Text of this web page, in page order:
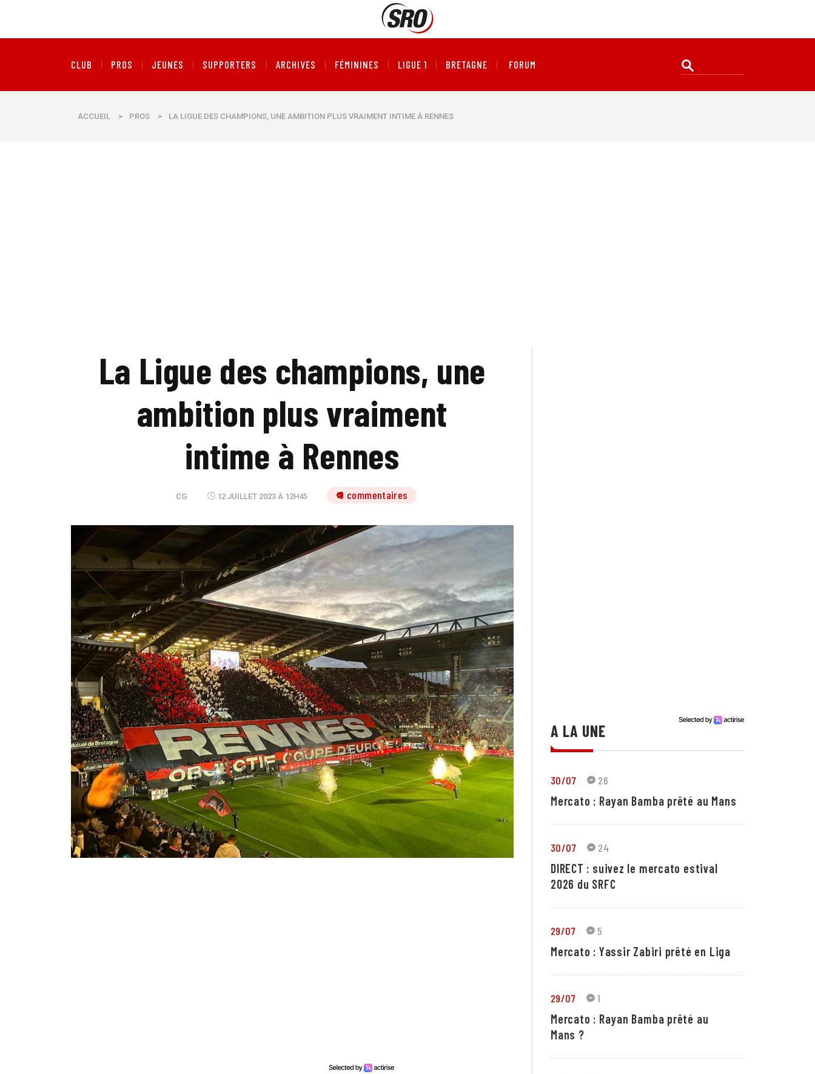
CLUB PROS JEUNES SUPPORTERS ARCHIVES FÉMININES LIGUE 1 BRETAGNE FORUM
ACCUEIL > PROS > LA LIGUE DES CHAMPIONS, UNE AMBITION PLUS VRAIMENT INTIME À RENNES
La Ligue des champions, une
ambition plus vraiment
intime à Rennes
CG 12 JUILLET 2023 À 12H45 9 commentaires
A LA UNE
30/07 26
Mercato : Rayan Bamba prêté au Mans
30/07 24
DIRECT : suivez le mercato estival
2026 du SRFC
29/07 5
Mercato : Yassir Zabiri prêté en Liga
29/07 1
Mercato : Rayan Bamba prêté au
Mans ?